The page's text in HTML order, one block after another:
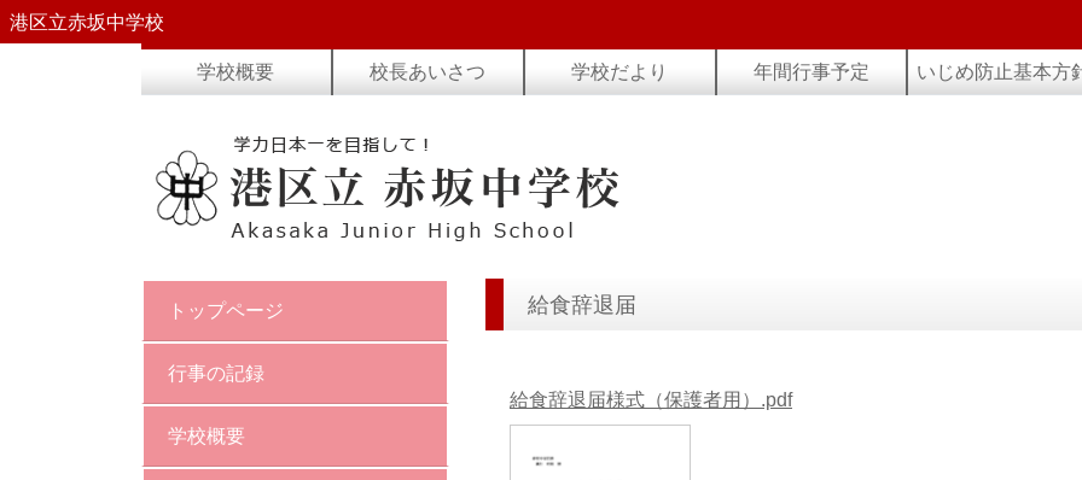
港区立赤坂中学校
学校概要 校長あいさつ 学校だより 年間行事予定 いじめ防止基本方
トップページ
行事の記録
学校概要
給食辞退届
給食辞退届様式（保護者用）.pdf